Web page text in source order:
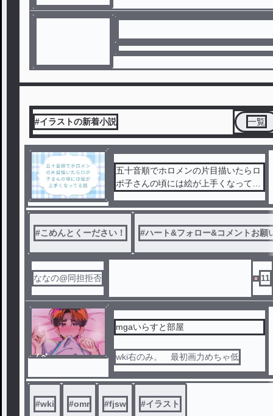
#イラストの新着小説 一覧
五十音順でホロメンの片目描いたらロ
ボ子さんの頃には絵が上手くなってる
#こめんとくーださい！ #ハート&フォロー&コメントお願
ななの@同担拒否 11
ノベ
mgaいらすと部屋
wki右のみ。 最初画力めちゃ低
#wki #omr #fjsw #イラスト